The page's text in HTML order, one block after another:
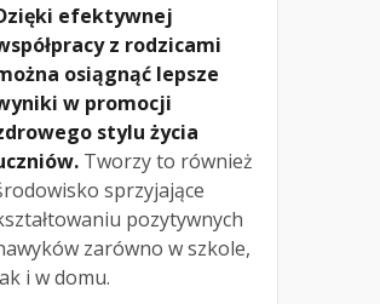
efektywnej
z rodzicami
osiągnąć lepsze
w promocji
stylu życia
Tworzy to również
sprzyjające
pozytywnych
zarówno w szkole,
i w domu.